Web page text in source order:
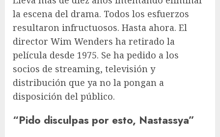
la escena del drama. Todos los esfuerzos
resultaron infructuosos. Hasta ahora. El
director Wim Wenders ha retirado la
película desde 1975. Se ha pedido a los
socios de streaming, televisión y
distribución que ya no la pongan a
disposición del público.
“Pido disculpas por esto, Nastassya”